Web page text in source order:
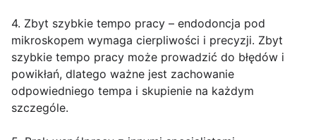
4. Zbyt szybkie tempo pracy – endodoncja pod
mikroskopem wymaga cierpliwości i precyzji. Zbyt
szybkie tempo pracy może prowadzić do błędów i
powikłań, dlatego ważne jest zachowanie
odpowiedniego tempa i skupienie na każdym
szczególe.